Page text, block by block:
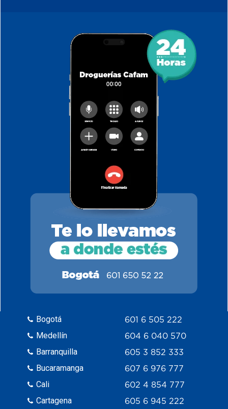
Bogotá
Medellín
Barranquilla
Bucaramanga
Cali
Cartagena
601 6 505 222
604 6 040 570
605 3 852 333
607 6 976 777
602 4 854 777
605 6 945 222